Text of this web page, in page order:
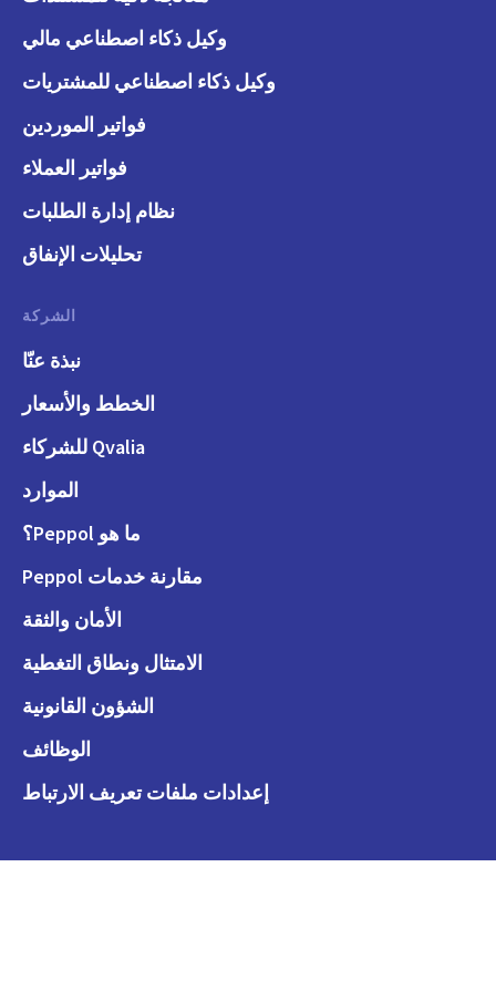
وكيل ذكاء اصطناعي مالي
وكيل ذكاء اصطناعي للمشتريات
فواتير الموردين
فواتير العملاء
نظام إدارة الطلبات
تحليلات الإنفاق
الشركة
نبذة عنّا
الخطط والأسعار
Qvalia للشركاء
الموارد
ما هو Peppol؟
مقارنة خدمات Peppol
الأمان والثقة
الامتثال ونطاق التغطية
الشؤون القانونية
الوظائف
إعدادات ملفات تعريف الارتباط